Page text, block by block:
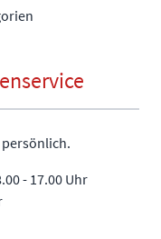
- 17.00 Uhr